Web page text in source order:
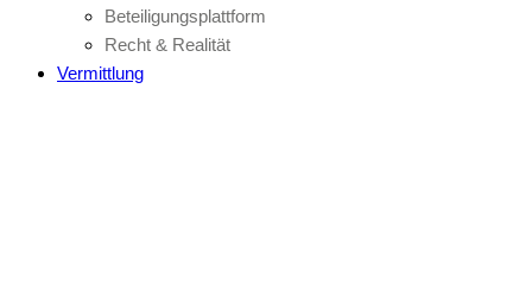
Beteiligungsplattform
Recht & Realität
Vermittlung